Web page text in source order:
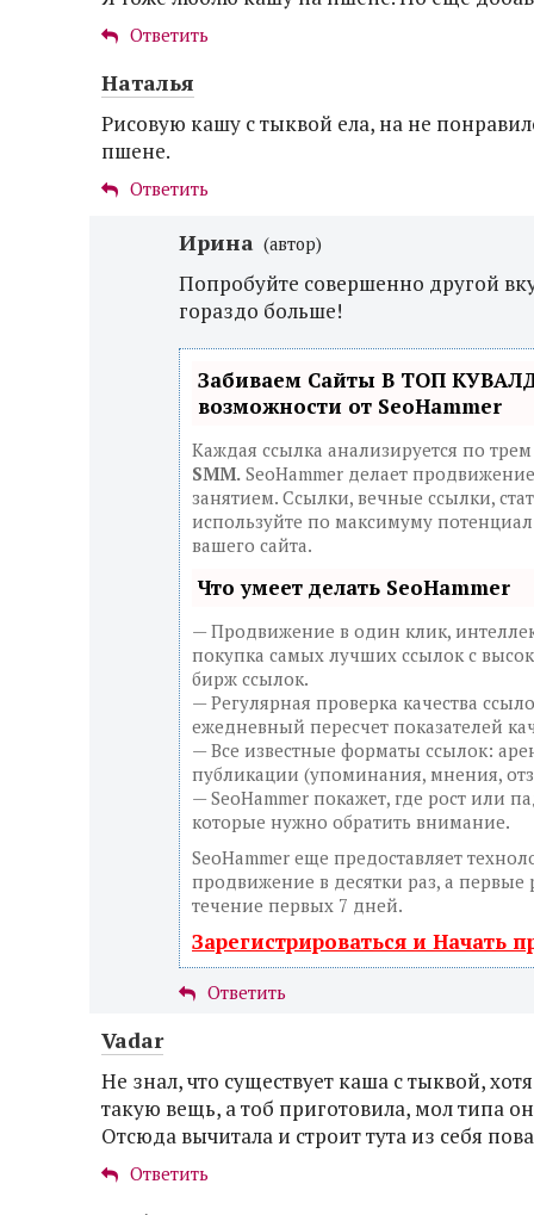
Ответить
Наталья
Рисовую кашу с тыквой ела, на не
пшене.
Ответить
Ирина (автор)
Попробуйте совершенно другой
гораздо больше!
Забиваем Сайты В ТОП
возможности от SeoHammer
Каждая ссылка анализируется по
SMM. SeoHammer делает
занятием. Ссылки, вечные ссылки,
используйте по максимуму
вашего сайта.
Что умеет делать SeoHammer
— Продвижение в один клик,
покупка самых лучших ссылок с
бирж ссылок.
— Регулярная проверка качества
ежедневный пересчет показателей
— Все известные форматы ссылок:
публикации (упоминания, мнения,
— SeoHammer покажет, где рост или
которые нужно обратить внимание.
SeoHammer еще предоставляет
продвижение в десятки раз, а первые
течение первых 7 дней.
Зарегистрироваться и Начать
Ответить
Vadar
Не знал, что существует каша с тыквой,
такую вещь, а тоб приготовила, мол типа
Отсюда вычитала и строит тута из себя
Ответить